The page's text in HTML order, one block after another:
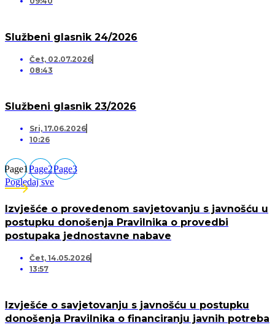
Službeni glasnik 24/2026
Čet, 02.07.2026
08:43
Službeni glasnik 23/2026
Sri, 17.06.2026
10:26
Page1Page2Page3
Pogledaj sve
Izvješće o provedenom savjetovanju s javnošću u
postupku donošenja Pravilnika o provedbi
postupaka jednostavne nabave
Čet, 14.05.2026
13:57
Izvješće o savjetovanju s javnošću u postupku
donošenja Pravilnika o financiranju javnih potreba